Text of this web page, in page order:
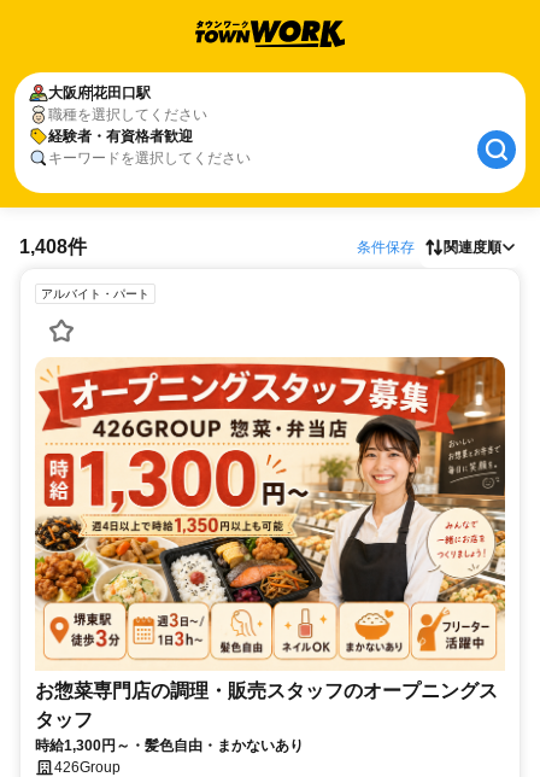
大阪府花田口駅
職種を選択してください
経験者・有資格者歓迎
キーワードを選択してください
1,408件 条件保存 関連度順
アルバイト・パート
お惣菜専門店の調理・販売スタッフのオープニングス
タッフ
時給1,300円～・髪色自由・まかないあり
426Group